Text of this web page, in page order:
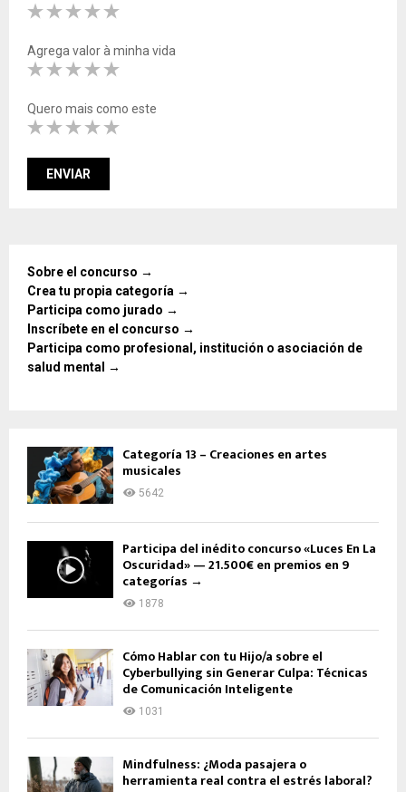
Agrega valor à minha vida
Quero mais como este
Sobre el concurso →
Crea tu propia categoría →
Participa como jurado →
Inscríbete en el concurso →
Participa como profesional, institución o asociación de
salud mental →
Categoría 13 – Creaciones en artes
musicales
5642
Participa del inédito concurso «Luces En La
Oscuridad» — 21.500€ en premios en 9
categorías →
1878
Cómo Hablar con tu Hijo/a sobre el
Cyberbullying sin Generar Culpa: Técnicas
de Comunicación Inteligente
1031
Mindfulness: ¿Moda pasajera o
herramienta real contra el estrés laboral?